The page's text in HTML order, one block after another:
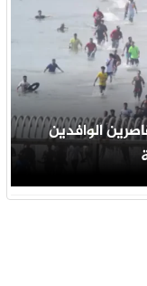
للقاصرين الوافدين